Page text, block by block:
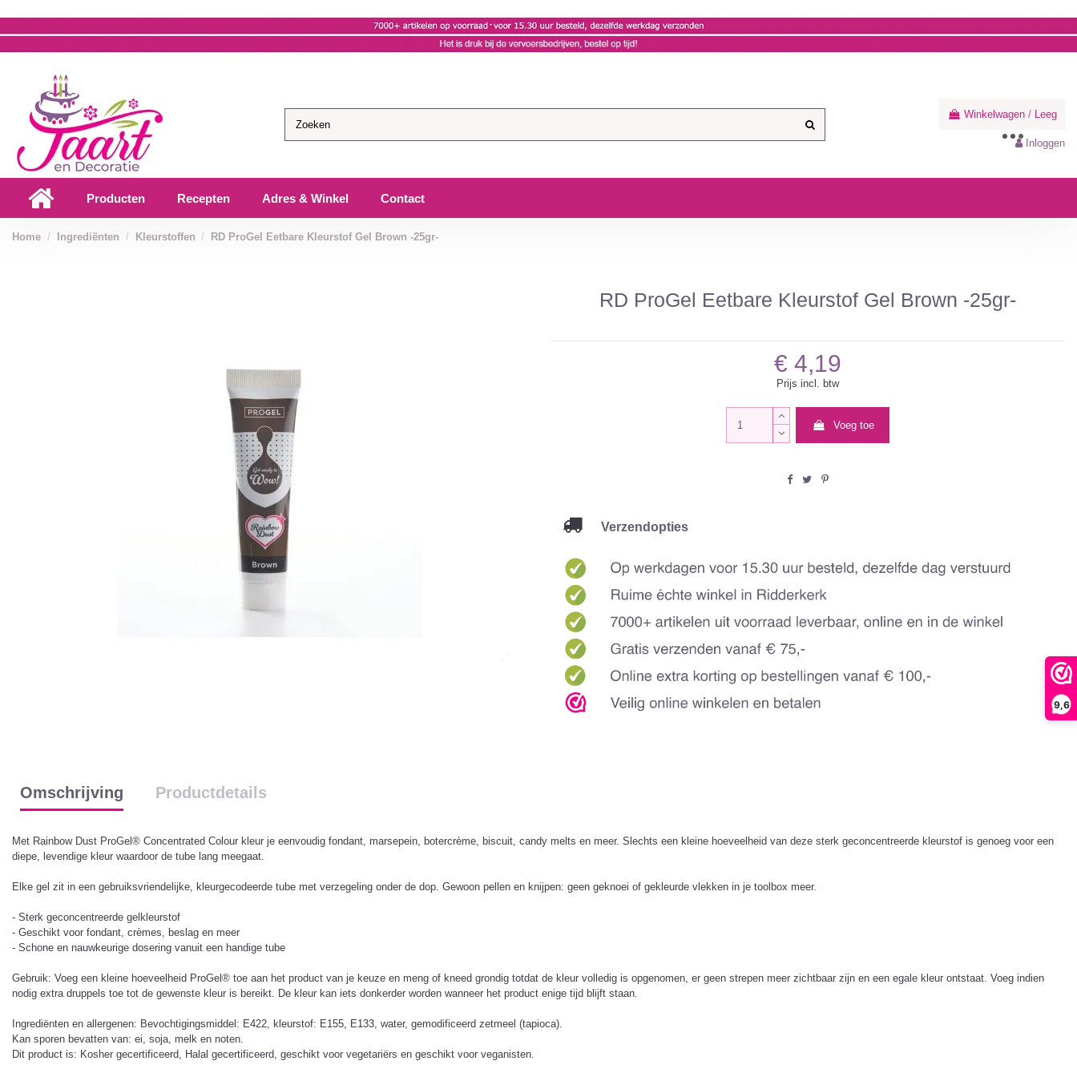
9,6
Winkelwagen / Leeg
Inloggen
Producten Recepten Adres & Winkel Contact
Home Ingrediënten Kleurstoffen RD ProGel Eetbare Kleurstof Gel Brown -25gr-
RD ProGel Eetbare Kleurstof Gel Brown -25gr-
€ 4,19
Prijs incl. btw
Voeg toe
Verzendopties
Omschrijving Productdetails
Met Rainbow Dust ProGel® Concentrated Colour kleur je eenvoudig fondant, marsepein, botercrème, biscuit, candy melts en meer. Slechts een kleine hoeveelheid van deze sterk geconcentreerde kleurstof is genoeg voor een
diepe, levendige kleur waardoor de tube lang meegaat.
Elke gel zit in een gebruiksvriendelijke, kleurgecodeerde tube met verzegeling onder de dop. Gewoon pellen en knijpen: geen geknoei of gekleurde vlekken in je toolbox meer.
- Sterk geconcentreerde gelkleurstof
- Geschikt voor fondant, crèmes, beslag en meer
- Schone en nauwkeurige dosering vanuit een handige tube
Gebruik: Voeg een kleine hoeveelheid ProGel® toe aan het product van je keuze en meng of kneed grondig totdat de kleur volledig is opgenomen, er geen strepen meer zichtbaar zijn en een egale kleur ontstaat. Voeg indien
nodig extra druppels toe tot de gewenste kleur is bereikt. De kleur kan iets donkerder worden wanneer het product enige tijd blijft staan.
Ingrediënten en allergenen: Bevochtigingsmiddel: E422, kleurstof: E155, E133, water, gemodificeerd zetmeel (tapioca).
Kan sporen bevatten van: ei, soja, melk en noten.
Dit product is: Kosher gecertificeerd, Halal gecertificeerd, geschikt voor vegetariërs en geschikt voor veganisten.